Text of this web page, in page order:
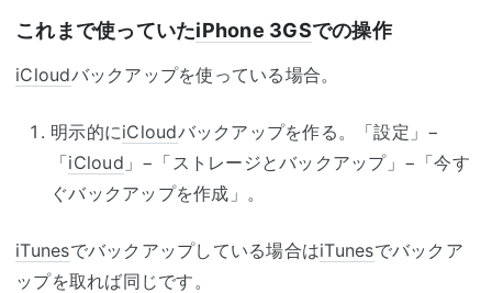
これまで使っていたiPhone 3GSでの操作
iCloudバックアップを使っている場合。
明示的にiCloudバックアップを作る。「設定」−
「iCloud 」−「ストレージとバックアップ」−「今す
ぐバックアップを作成」。
iTunesでバックアップしている場合はiTunesでバックア
ップを取れば同じです。